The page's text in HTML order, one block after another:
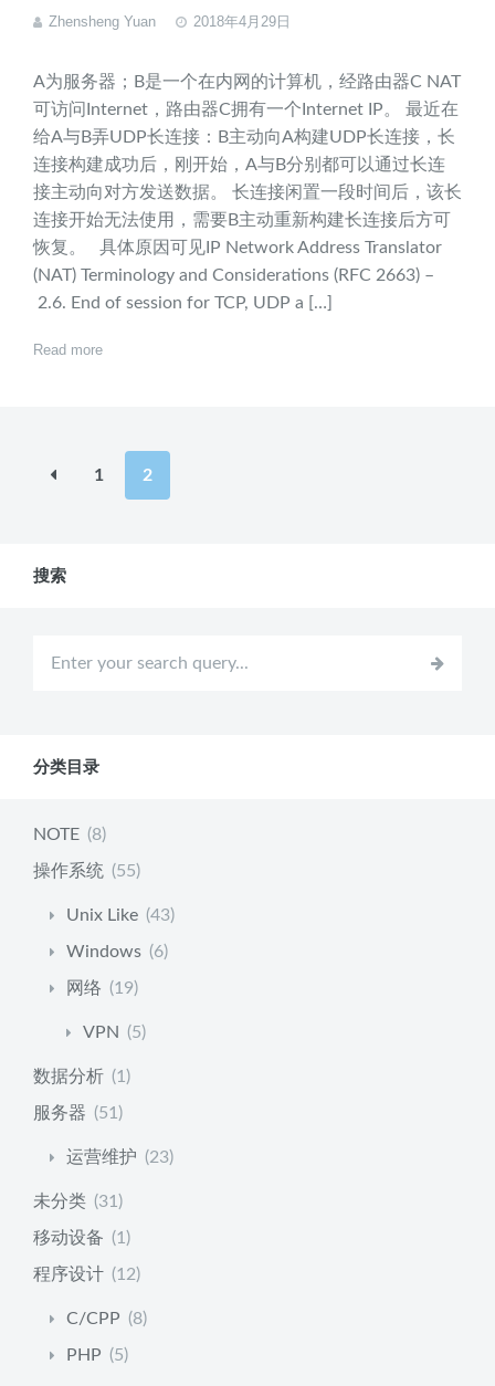
Zhensheng Yuan 2018年4月29日
A为服务器；B是一个在内网的计算机，经路由器C NAT
可访问Internet，路由器C拥有一个Internet IP。 最近在
给A与B弄UDP长连接：B主动向A构建UDP长连接，长
连接构建成功后，刚开始，A与B分别都可以通过长连
接主动向对方发送数据。 长连接闲置一段时间后，该长
连接开始无法使用，需要B主动重新构建长连接后方可
恢复。 具体原因可见IP Network Address Translator
(NAT) Terminology and Considerations (RFC 2663) –
2.6. End of session for TCP, UDP a […]
Read more
文
页
1 2
搜索
分类目录
NOTE (8)
操作系统 (55)
Unix Like (43)
Windows (6)
网络 (19)
VPN (5)
数据分析 (1)
服务器 (51)
运营维护 (23)
未分类 (31)
移动设备 (1)
程序设计 (12)
C/CPP (8)
PHP (5)